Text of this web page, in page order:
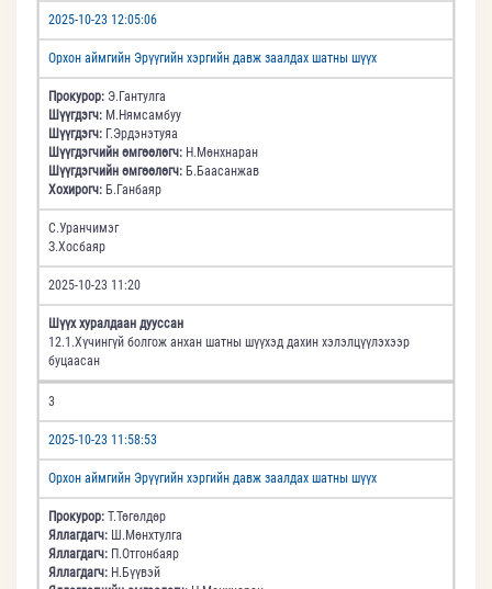
2025-10-23 12:05:06
Орхон аймгийн Эрүүгийн хэргийн давж заалдах шатны шүүх
Прокурор: Э.Гантулга
Шүүгдэгч: М.Нямсамбуу
Шүүгдэгч: Г.Эрдэнэтуяа
Шүүгдэгчийн өмгөөлөгч: Н.Мөнхнаран
Шүүгдэгчийн өмгөөлөгч: Б.Баасанжав
Хохирогч: Б.Ганбаяр
С.Уранчимэг
З.Хосбаяр
2025-10-23 11:20
Шүүх хуралдаан дууссан
12.1.Хүчингүй болгож анхан шатны шүүхэд дахин хэлэлцүүлэхээр
буцаасан
3
2025-10-23 11:58:53
Орхон аймгийн Эрүүгийн хэргийн давж заалдах шатны шүүх
Прокурор: Т.Төгөлдөр
Яллагдагч: Ш.Мөнхтулга
Яллагдагч: П.Отгонбаяр
Яллагдагч: Н.Бүүвэй